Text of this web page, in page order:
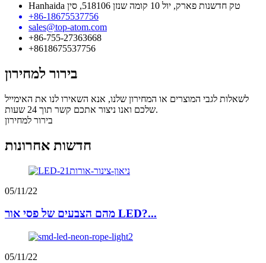
Hanhaida טק חדשנות פארק, יול 10 קומה שנזן 518106, סין
+86-18675537756
sales@top-atom.com
+86-755-27363668
+8618675537756
בירור למחירון
לשאלות לגבי המוצרים או המחירון שלנו, אנא השאירו לנו את האימייל
שלכם ואנו ניצור אתכם קשר תוך 24 שעות.
בירור למחירון
חדשות אחרונות
05/11/22
מהם הצבעים של פסי אור LED?...
05/11/22